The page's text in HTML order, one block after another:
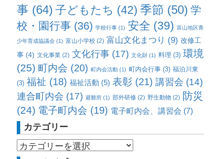
事 (64) 子どもたち (42) 季節 (50) 学
校・園行事 (36) 学校行事(1) 安全 (39) 富山地区青
少年育成協議会(1) 富山小学校(2) 富山文化まつり (9) 改修工
事(4) 文化事業(2) 文化行事(17) 文化財(1) 料理 (3) 環境
(25) 町内会 (20) 町内会活動(1) 町内会行事(3) 福泊川東
(3) 福祉 (18) 福祉活動 (5) 表彰(21) 講習会 (14)
連合町内会 (17) 避難所(1) 部外研修(2) 野生動物 (2) 防災
(24) 電子町内会 (19) 電子町内会、講習会 (7)
カテゴリー